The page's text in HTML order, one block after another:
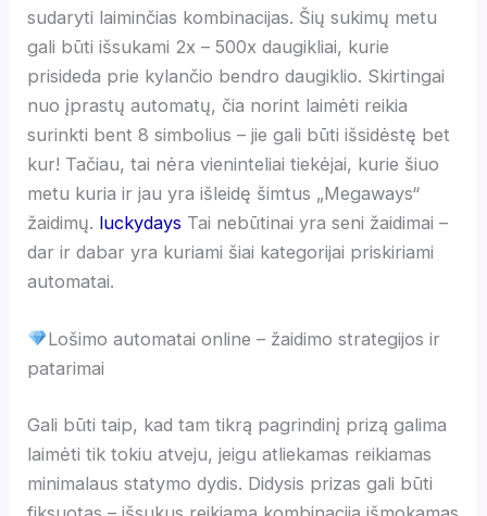
sudaryti laiminčias kombinacijas. Šių sukimų metu
gali būti išsukami 2x – 500x daugikliai, kurie
prisideda prie kylančio bendro daugiklio. Skirtingai
nuo įprastų automatų, čia norint laimėti reikia
surinkti bent 8 simbolius – jie gali būti išsidėstę bet
kur! Tačiau, tai nėra vieninteliai tiekėjai, kurie šiuo
metu kuria ir jau yra išleidę šimtus „Megaways“
žaidimų. luckydays Tai nebūtinai yra seni žaidimai –
dar ir dabar yra kuriami šiai kategorijai priskiriami
automatai.
Lošimo automatai online – žaidimo strategijos ir
patarimai
Gali būti taip, kad tam tikrą pagrindinį prizą galima
laimėti tik tokiu atveju, jeigu atliekamas reikiamas
minimalaus statymo dydis. Didysis prizas gali būti